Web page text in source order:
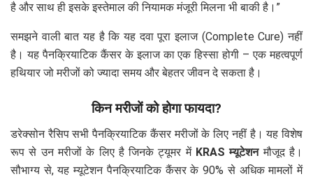
है और साथ ही इसके इस्तेमाल की नियामक मंजूरी मिलना भी बाकी है।”
समझने वाली बात यह है कि यह दवा पूरा इलाज (Complete Cure) नहीं
है। यह पैनक्रियाटिक कैंसर के इलाज का एक हिस्सा होगी – एक महत्वपूर्ण
हथियार जो मरीजों को ज्यादा समय और बेहतर जीवन दे सकता है।
किन मरीजों को होगा फायदा?
डरेक्सोन रैसिप सभी पैनक्रियाटिक कैंसर मरीजों के लिए नहीं है। यह विशेष
रूप से उन मरीजों के लिए है जिनके ट्यूमर में KRAS म्यूटेशनमौजूद है।
सौभाग्य से, यह म्यूटेशन पैनक्रियाटिक कैंसर के 90% से अधिक मामलों में